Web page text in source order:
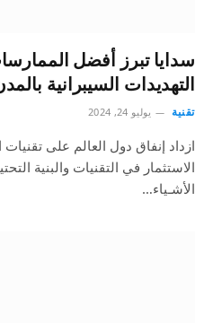
سدايا تبرز أفضل
التهديدات السيبرانية
تقنية يوليو 24, 2024
ازداد إنفاق دول العالم على
الاستثمار في التقنيات والبنية
الأشـياء…